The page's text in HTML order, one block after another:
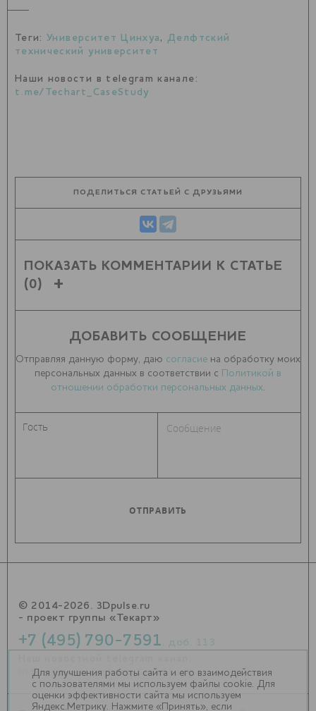
Теги: Университет Цинхуа , Делфтский
технический университет
Наши новости в telegram канале:
t.me/Techart_CaseStudy
ПОДЕЛИТЬСЯ СТАТЬЕЙ С ДРУЗЬЯМИ
ПОКАЗАТЬ КОММЕНТАРИИ К СТАТЬЕ
(0)
ДОБАВИТЬ СООБЩЕНИЕ
Отправляя данную форму, даю согласие на обработку моих
персональных данных в соответствии с
Политикой в
отношении обработки персональных данных.
© 2014-2026. 3Dpulse.ru
- проект группы «Текарт»
+7 (495) 790-7591
https://t.me/Techart_CaseStudy
Для улучшения работы сайта и его взаимодействия
с пользователями мы используем файлы cookie. Для
оценки эффективности сайта мы используем
Яндекс.Метрику. Нажмите «Принять», если